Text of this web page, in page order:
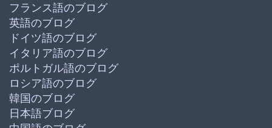
フランス語のブログ
英語のブログ
ドイツ語のブログ
イタリア語のブログ
ポルトガル語のブログ
ロシア語のブログ
韓国のブログ
日本語ブログ